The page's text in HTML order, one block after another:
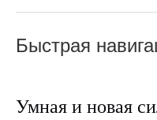
Быстрая
Умная и новая